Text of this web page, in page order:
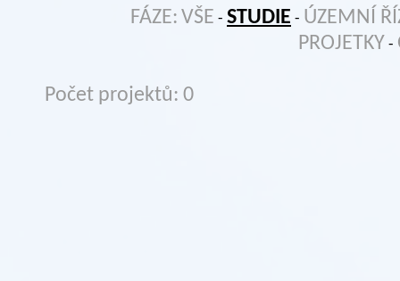
FÁZE: VŠE - STUDIE - ÚZEMNÍ
PROJETKY -
Počet projektů: 0